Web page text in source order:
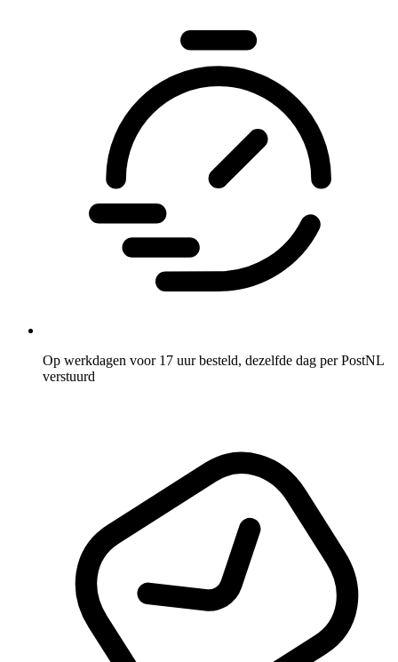
Op werkdagen voor 17 uur besteld, dezelfde dag per PostNL
verstuurd